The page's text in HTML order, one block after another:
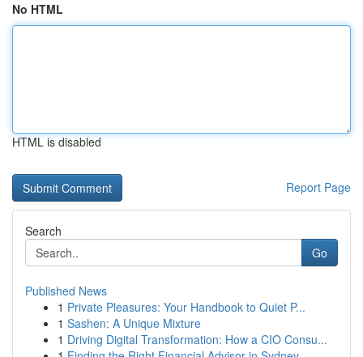
No HTML
HTML is disabled
Report Page
Search
Go
Published News
1 Private Pleasures: Your Handbook to Quiet P...
1 Sashen: A Unique Mixture
1 Driving Digital Transformation: How a CIO Consu...